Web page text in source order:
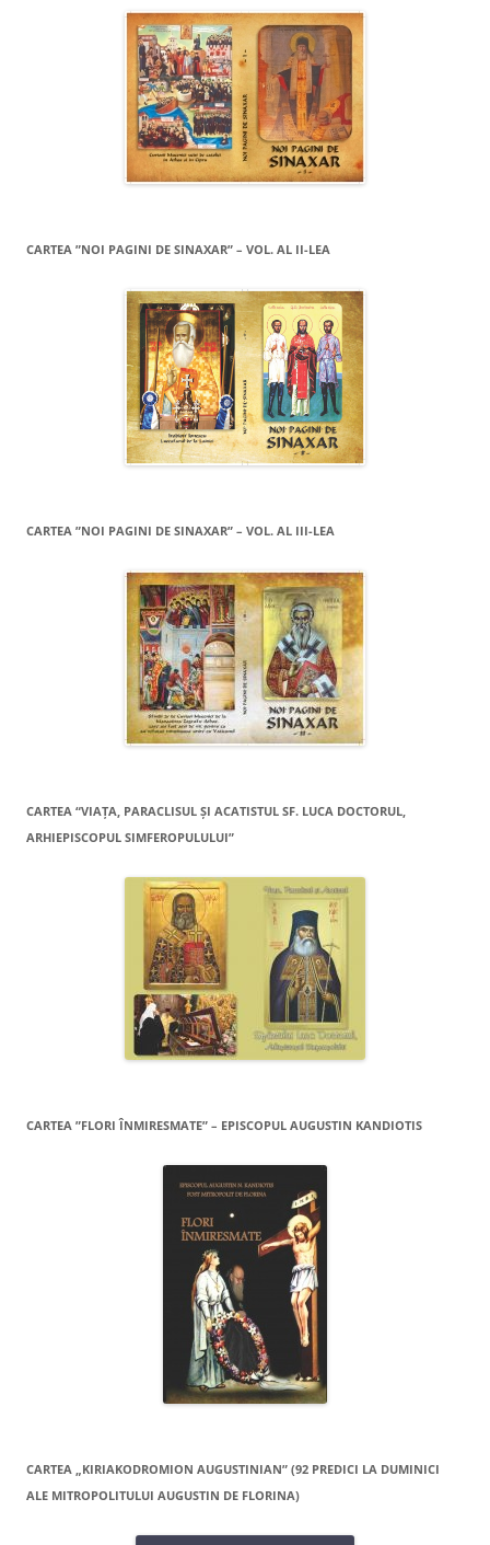
CARTEA ”NOI PAGINI DE SINAXAR” – VOL. AL II-LEA
CARTEA ”NOI PAGINI DE SINAXAR” – VOL. AL III-LEA
CARTEA “VIAŢA, PARACLISUL ŞI ACATISTUL SF. LUCA DOCTORUL,
ARHIEPISCOPUL SIMFEROPULULUI”
CARTEA ”FLORI ÎNMIRESMATE” – EPISCOPUL AUGUSTIN KANDIOTIS
CARTEA „KIRIAKODROMION AUGUSTINIAN” (92 PREDICI LA DUMINICI
ALE MITROPOLITULUI AUGUSTIN DE FLORINA)